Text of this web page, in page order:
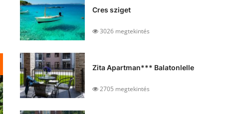
Cres sziget
3026 megtekintés
Zita Apartman*** Balatonlelle
2705 megtekintés